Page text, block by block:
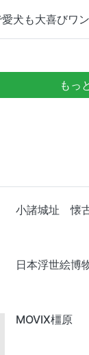
犬も大喜びワ
もっ
小諸城址 懐
日本浮世絵博
MOVIX橿原